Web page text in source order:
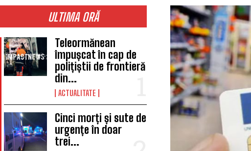
ULTIMA ORĂ
Teleormănean
împușcat în cap de
polițiștii de frontieră
din...
ACTUALITATE
Cinci morți și sute de
urgențe în doar
trei...